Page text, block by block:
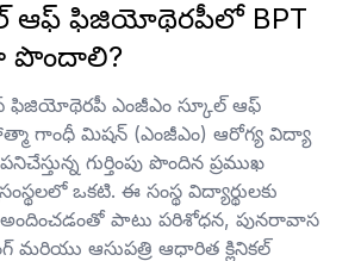
ఆఫ్ ఫిజియోథెరపీలో BPT
పొందాలి?
ఫిజియోథెరపీ ఎంజీఎం స్కూల్ ఆఫ్
గాంధీ మిషన్ (ఎంజీఎం) ఆరోగ్య విద్యా
గుర్తింపు పొందిన ప్రముఖ
ఒకటి. ఈ సంస్థ విద్యార్థులకు
పాటు పరిశోధన, పునరావాస
మరియు ఆసుపత్రి ఆధారిత క్లినికల్